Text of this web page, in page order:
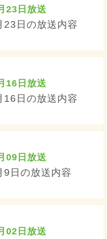
23日放送
23日の放送内容
16日放送
16日の放送内容
09日放送
日の放送内容
02日放送